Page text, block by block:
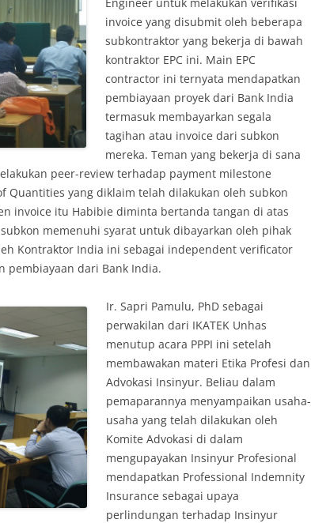
invoice yang disubmit oleh beberapa
subkontraktor yang bekerja di bawah
kontraktor EPC ini. Main EPC
contractor ini ternyata mendapatkan
pembiayaan proyek dari Bank India
termasuk membayarkan segala
tagihan atau invoice dari subkon
mereka. Teman yang bekerja di sana
peer-review terhadap payment milestone
Quantities yang diklaim telah dilakukan oleh subkon
invoice itu Habibie diminta bertanda tangan di atas
memenuhi syarat untuk dibayarkan oleh pihak
Kontraktor India ini sebagai independent verificator
pembiayaan dari Bank India.
Ir. Sapri Pamulu, PhD sebagai
perwakilan dari IKATEK Unhas
menutup acara PPPI ini setelah
membawakan materi Etika Profesi dan
Advokasi Insinyur. Beliau dalam
pemaparannya menyampaikan usaha-
usaha yang telah dilakukan oleh
Komite Advokasi di dalam
mengupayakan Insinyur Profesional
mendapatkan Professional Indemnity
Insurance sebagai upaya
perlindungan terhadap Insinyur